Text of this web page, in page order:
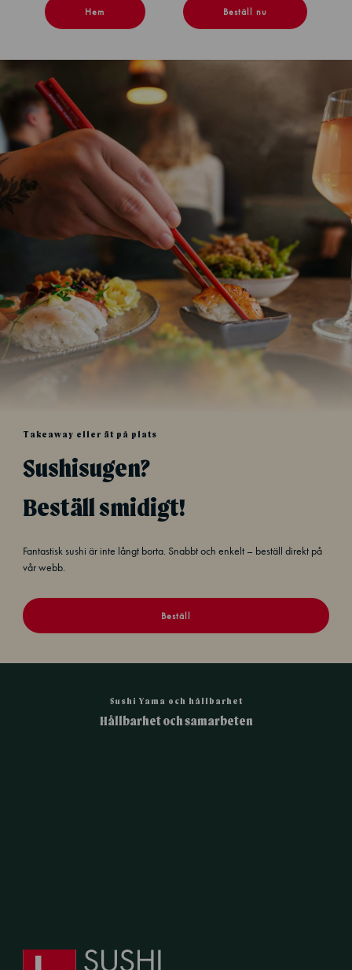
Hem Beställ nu
Takeaway eller ät på plats
Sushisugen?
Beställ smidigt!
Fantastisk sushi är inte långt borta. Snabbt och enkelt – beställ direkt på
vår webb.
Beställ
Sushi Yama och hållbarhet
Hållbarhet och samarbeten